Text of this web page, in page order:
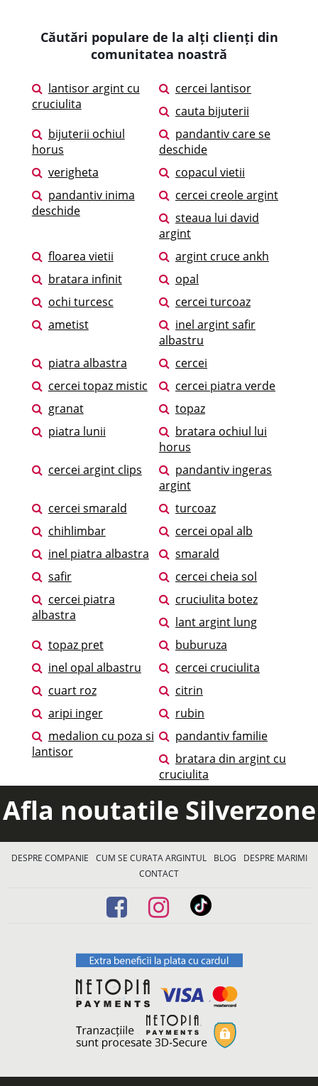
Căutări populare de la alți clienți din
comunitatea noastră
lantisor argint cu
cruciulita
cercei lantisor
cauta bijuterii
bijuterii ochiul
horus
pandantiv care se
deschide
verigheta
copacul vietii
pandantiv inima
deschide
cercei creole argint
steaua lui david
argint
floarea vietii
argint cruce ankh
bratara infinit
opal
ochi turcesc
cercei turcoaz
ametist
inel argint safir
albastru
piatra albastra
cercei
cercei topaz mistic
cercei piatra verde
granat
topaz
piatra lunii
bratara ochiul lui
horus
cercei argint clips
pandantiv ingeras
argint
cercei smarald
turcoaz
chihlimbar
cercei opal alb
inel piatra albastra
smarald
safir
cercei cheia sol
cercei piatra
albastra
cruciulita botez
lant argint lung
topaz pret
buburuza
inel opal albastru
cercei cruciulita
cuart roz
citrin
aripi inger
rubin
medalion cu poza si
lantisor
pandantiv familie
bratara din argint cu
cruciulita
Afla noutatile Silverzone
DESPRE COMPANIE CUM SE CURATA ARGINTUL BLOG
DESPRE MARIMI
CONTACT